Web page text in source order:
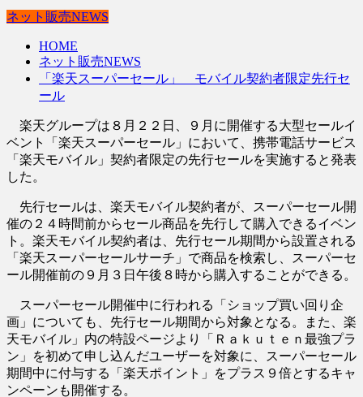
ネット販売NEWS
HOME
ネット販売NEWS
「楽天スーパーセール」 モバイル契約者限定先行セ
ール
楽天グループは８月２２日、９月に開催する大型セールイ
ベント「楽天スーパーセール」において、携帯電話サービス
「楽天モバイル」契約者限定の先行セールを実施すると発表
した。
先行セールは、楽天モバイル契約者が、スーパーセール開
催の２４時間前からセール商品を先行して購入できるイベン
ト。楽天モバイル契約者は、先行セール期間から設置される
「楽天スーパーセールサーチ」で商品を検索し、スーパーセ
ール開催前の９月３日午後８時から購入することができる。
スーパーセール開催中に行われる「ショップ買い回り企
画」についても、先行セール期間から対象となる。また、楽
天モバイル」内の特設ページより「Ｒａｋｕｔｅｎ最強プラ
ン」を初めて申し込んだユーザーを対象に、スーパーセール
期間中に付与する「楽天ポイント」をプラス９倍とするキャ
ンペーンも開催する。